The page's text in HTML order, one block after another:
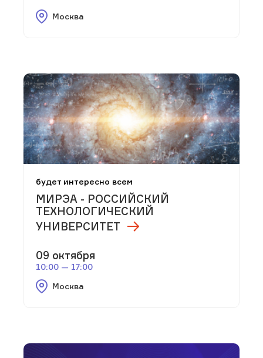
Москва
будет интересно всем
МИРЭА - РОССИЙСКИЙ
ТЕХНОЛОГИЧЕСКИЙ
УНИВЕРСИТЕТ
09 октября
10:00 — 17:00
Москва